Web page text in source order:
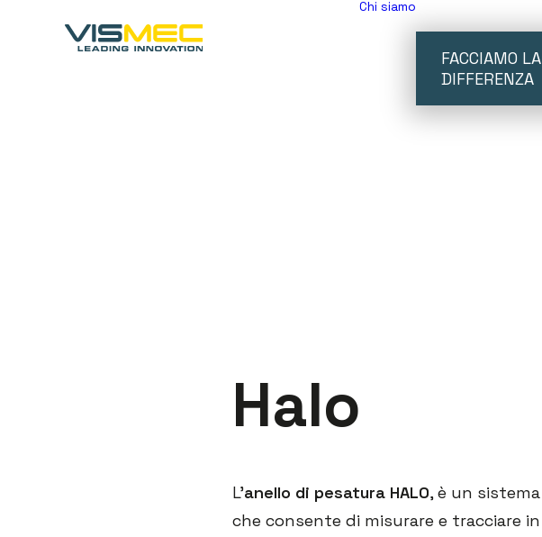
Chi siamo
FACCIAMO LA
DIFFERENZA
Halo
L’anello di pesatura HALO, è un sistema
che consente di misurare e tracciare in